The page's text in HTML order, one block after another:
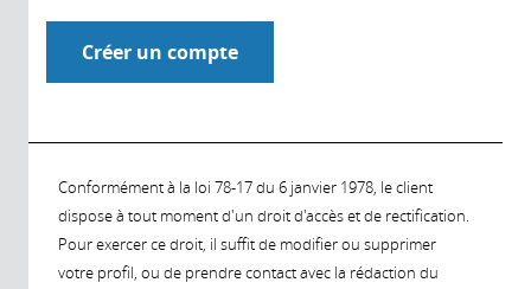
Conformément à la loi 78-17 du 6 janvier 1978, le client
dispose à tout moment d'un droit d'accès et de rectification.
Pour exercer ce droit, il suffit de modifier ou supprimer
votre profil, ou de prendre contact avec la rédaction du